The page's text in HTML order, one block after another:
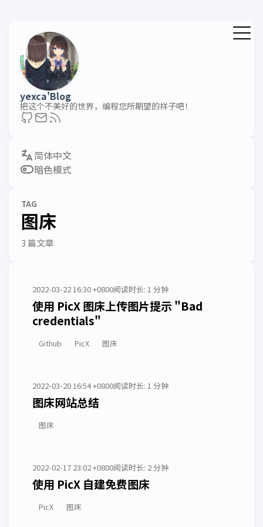
yexca'Blog
把这个不美好的世界，编程您所期望的样子吧！
暗色模式
TAG
图床
3 篇文章
2022-03-22 16:30 +0800阅读时长: 1 分钟
使用 PicX 图床上传图片提示 "Bad
credentials"
Github PicX 图床
2022-03-20 16:54 +0800阅读时长: 1 分钟
图床网站总结
图床
2022-02-17 23:02 +0800阅读时长: 2 分钟
使用 PicX 自建免费图床
PicX 图床